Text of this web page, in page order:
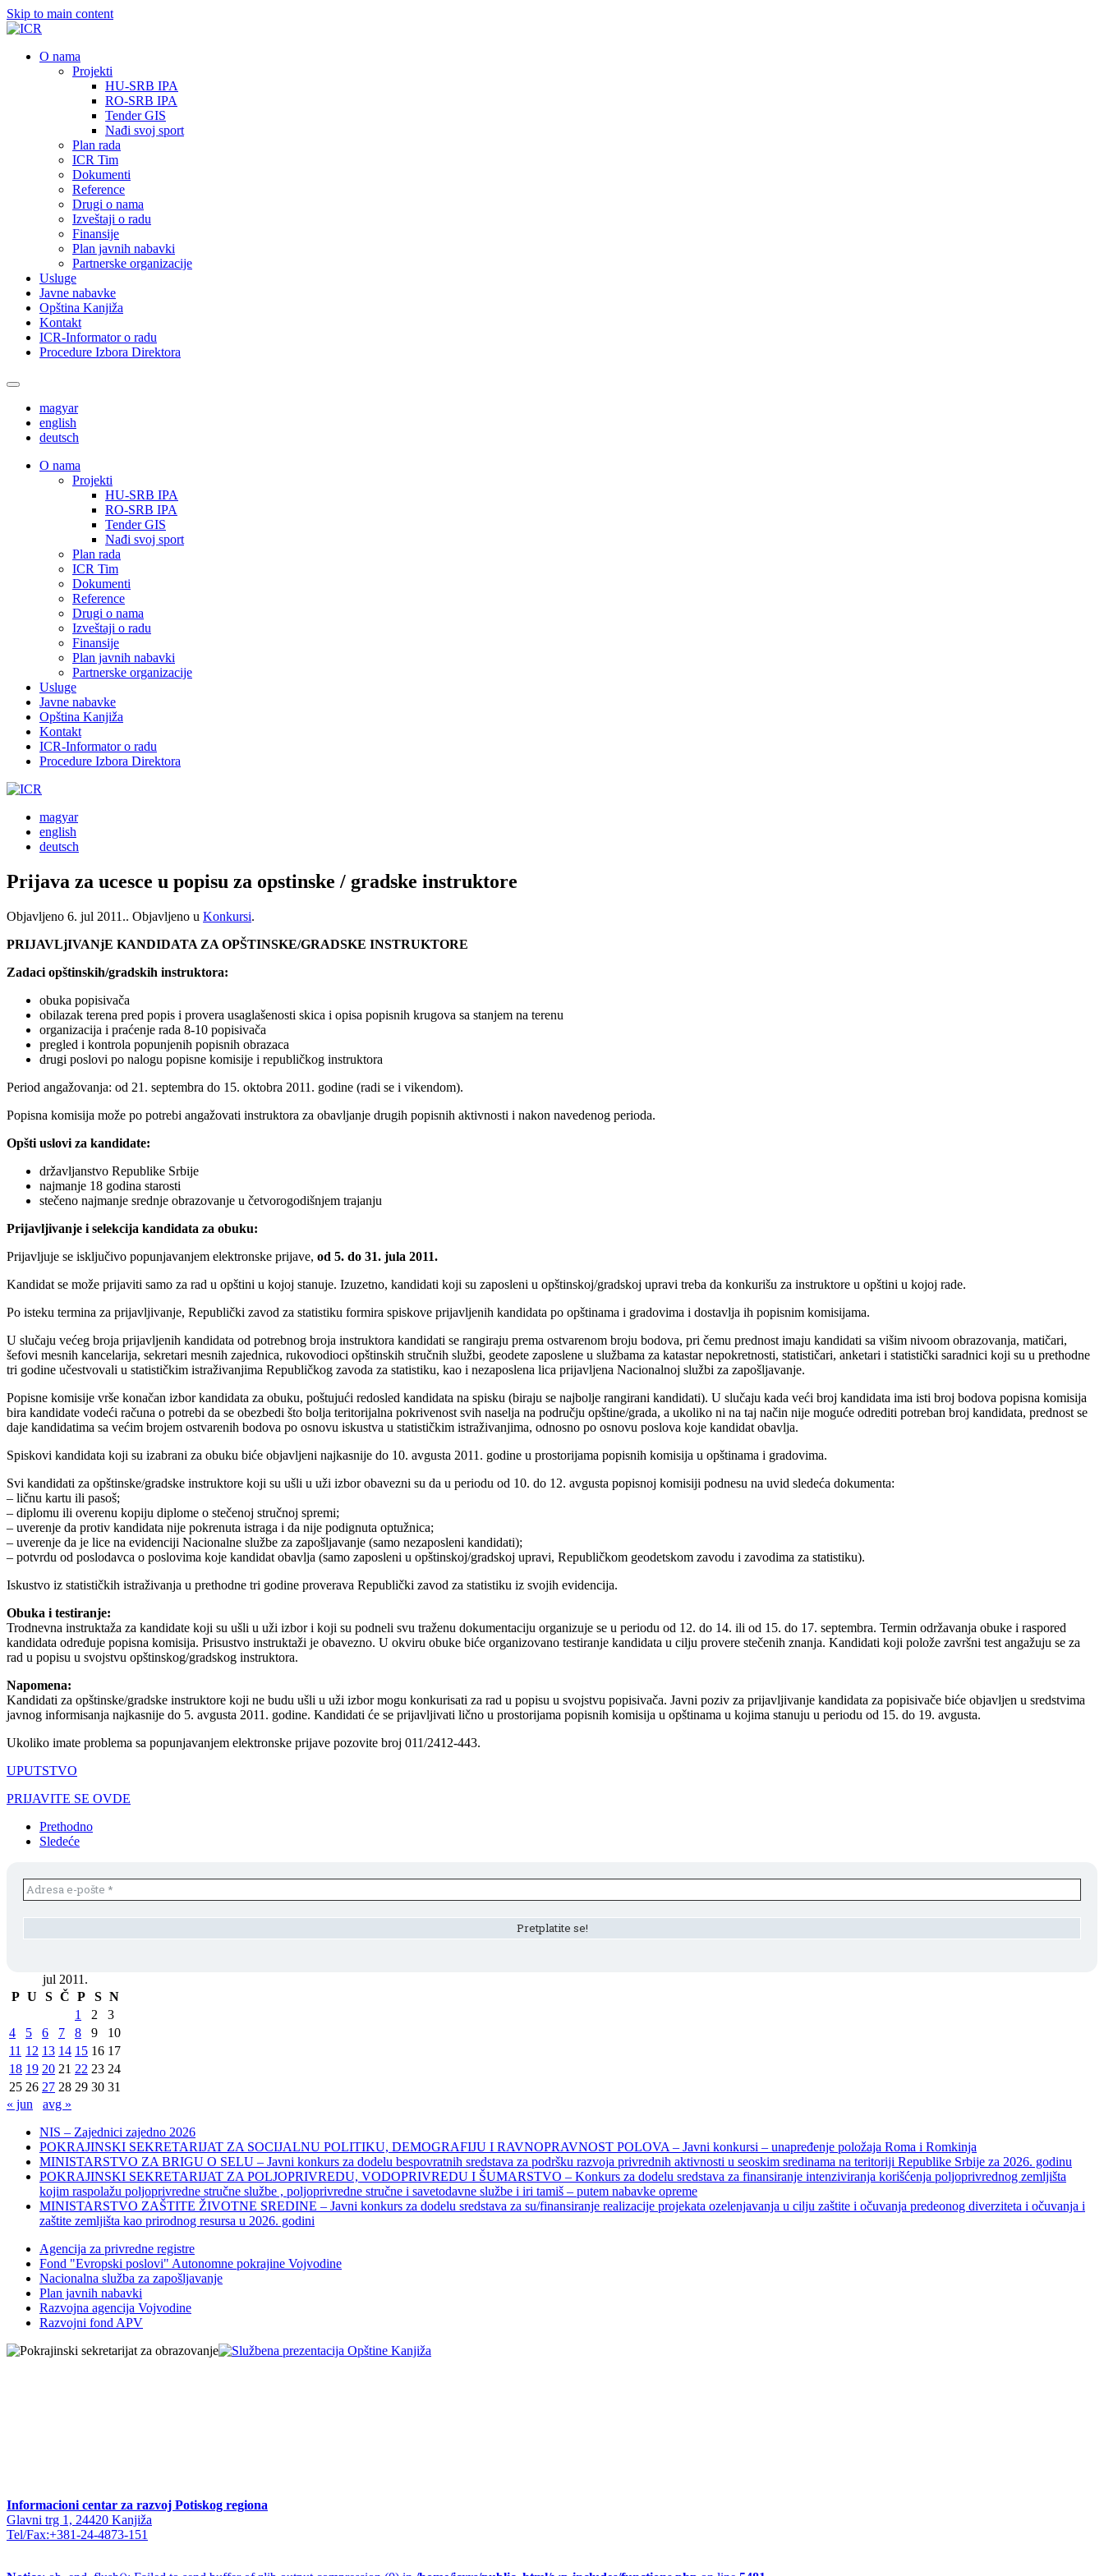
Skip to main content
О nama
Projekti
HU-SRB IPA
RO-SRB IPA
Tender GIS
Nađi svoj sport
Plan rada
ICR Tim
Dokumenti
Reference
Drugi o nama
Izveštaji o radu
Finansije
Plan javnih nabavki
Partnerske organizacije
Usluge
Javne nabavke
Opština Kanjiža
Kontakt
ICR-Informator o radu
Procedure Izbora Direktora
magyar
english
deutsch
О nama
Projekti
HU-SRB IPA
RO-SRB IPA
Tender GIS
Nađi svoj sport
Plan rada
ICR Tim
Dokumenti
Reference
Drugi o nama
Izveštaji o radu
Finansije
Plan javnih nabavki
Partnerske organizacije
Usluge
Javne nabavke
Opština Kanjiža
Kontakt
ICR-Informator o radu
Procedure Izbora Direktora
magyar
english
deutsch
Prijava za ucesce u popisu za opstinske / gradske instruktore
Objavljeno 6. jul 2011.. Objavljeno u Konkursi.
PRIJAVLjIVANjE KANDIDATA ZA OPŠTINSKE/GRADSKE INSTRUKTORE
Zadaci opštinskih/gradskih instruktora:
obuka popisivača
obilazak terena pred popis i provera usaglašenosti skica i opisa popisnih krugova sa stanjem na terenu
organizacija i praćenje rada 8-10 popisivača
pregled i kontrola popunjenih popisnih obrazaca
drugi poslovi po nalogu popisne komisije i republičkog instruktora
Period angažovanja: od 21. septembra do 15. oktobra 2011. godine (radi se i vikendom).
Popisna komisija može po potrebi angažovati instruktora za obavljanje drugih popisnih aktivnosti i nakon navedenog perioda.
Opšti uslovi za kandidate:
državljanstvo Republike Srbije
najmanje 18 godina starosti
stečeno najmanje srednje obrazovanje u četvorogodišnjem trajanju
Prijavljivanje i selekcija kandidata za obuku:
Prijavljuje se isključivo popunjavanjem elektronske prijave, od 5. do 31. jula 2011.
Kandidat se može prijaviti samo za rad u opštini u kojoj stanuje. Izuzetno, kandidati koji su zaposleni u opštinskoj/gradskoj upravi treba da konkurišu za instruktore u opštini u kojoj rade.
Po isteku termina za prijavljivanje, Republički zavod za statistiku formira spiskove prijavljenih kandidata po opštinama i gradovima i dostavlja ih popisnim komisijama.
U slučaju većeg broja prijavljenih kandidata od potrebnog broja instruktora kandidati se rangiraju prema ostvarenom broju bodova, pri čemu prednost imaju kandidati sa višim nivoom obrazovanja, matičari,
šefovi mesnih kancelarija, sekretari mesnih zajednica, rukovodioci opštinskih stručnih službi, geodete zaposlene u službama za katastar nepokretnosti, statističari, anketari i statistički saradnici koji su u prethodne
tri godine učestvovali u statističkim istraživanjima Republičkog zavoda za statistiku, kao i nezaposlena lica prijavljena Nacionalnoj službi za zapošljavanje.
Popisne komisije vrše konačan izbor kandidata za obuku, poštujući redosled kandidata na spisku (biraju se najbolje rangirani kandidati). U slučaju kada veći broj kandidata ima isti broj bodova popisna komisija
bira kandidate vodeći računa o potrebi da se obezbedi što bolja teritorijalna pokrivenost svih naselja na području opštine/grada, a ukoliko ni na taj način nije moguće odrediti potreban broj kandidata, prednost se
daje kandidatima sa većim brojem ostvarenih bodova po osnovu iskustva u statističkim istraživanjima, odnosno po osnovu poslova koje kandidat obavlja.
Spiskovi kandidata koji su izabrani za obuku biće objavljeni najkasnije do 10. avgusta 2011. godine u prostorijama popisnih komisija u opštinama i gradovima.
Svi kandidati za opštinske/gradske instruktore koji su ušli u uži izbor obavezni su da u periodu od 10. do 12. avgusta popisnoj komisiji podnesu na uvid sledeća dokumenta:
– ličnu kartu ili pasoš;
– diplomu ili overenu kopiju diplome o stečenoj stručnoj spremi;
– uverenje da protiv kandidata nije pokrenuta istraga i da nije podignuta optužnica;
– uverenje da je lice na evidenciji Nacionalne službe za zapošljavanje (samo nezaposleni kandidati);
– potvrdu od poslodavca o poslovima koje kandidat obavlja (samo zaposleni u opštinskoj/gradskoj upravi, Republičkom geodetskom zavodu i zavodima za statistiku).
Iskustvo iz statističkih istraživanja u prethodne tri godine proverava Republički zavod za statistiku iz svojih evidencija.
Obuka i testiranje:
Trodnevna instruktaža za kandidate koji su ušli u uži izbor i koji su podneli svu traženu dokumentaciju organizuje se u periodu od 12. do 14. ili od 15. do 17. septembra. Termin održavanja obuke i raspored
kandidata određuje popisna komisija. Prisustvo instruktaži je obavezno. U okviru obuke biće organizovano testiranje kandidata u cilju provere stečenih znanja. Kandidati koji polože završni test angažuju se za
rad u popisu u svojstvu opštinskog/gradskog instruktora.
Napomena:
Kandidati za opštinske/gradske instruktore koji ne budu ušli u uži izbor mogu konkurisati za rad u popisu u svojstvu popisivača. Javni poziv za prijavljivanje kandidata za popisivače biće objavljen u sredstvima
javnog informisanja najkasnije do 5. avgusta 2011. godine. Kandidati će se prijavljivati lično u prostorijama popisnih komisija u opštinama u kojima stanuju u periodu od 15. do 19. avgusta.
Ukoliko imate problema sa popunjavanjem elektronske prijave pozovite broj 011/2412-443.
UPUTSTVO
PRIJAVITE SE OVDE
Prethodno
Sledeće
jul 2011.
P U S Č P S N
1
2
3
4
5 6 7 8 9
10
11 12 13 14 15 16 17
18 19 20 21 22 23 24
25 26 27 28 29 30 31
« jun
avg »
NIS – Zajednici zajedno 2026
POKRAJINSKI SEKRETARIJAT ZA SOCIJALNU POLITIKU, DEMOGRAFIJU I RAVNOPRAVNOST POLOVA – Javni konkursi – unapređenje položaja Roma i Romkinja
MINISTARSTVO ZA BRIGU O SELU – Javni konkurs za dodelu bespovratnih sredstava za podršku razvoja privrednih aktivnosti u seoskim sredinama na teritoriji Republike Srbije za 2026. godinu
POKRAJINSKI SEKRETARIJAT ZA POLJOPRIVREDU, VODOPRIVREDU I ŠUMARSTVO – Konkurs za dodelu sredstava za finansiranje intenziviranja korišćenja poljoprivrednog zemljišta
kojim raspolažu poljoprivredne stručne službe , poljoprivredne stručne i savetodavne službe i iri tamiš ‒ putem nabavke opreme
MINISTARSTVO ZAŠTITE ŽIVOTNE SREDINE – Javni konkurs za dodelu sredstava za su/finansiranje realizacije projekata ozelenjavanja u cilju zaštite i očuvanja predeonog diverziteta i očuvanja i
zaštite zemljišta kao prirodnog resursa u 2026. godini
Agencija za privredne registre
Fond "Evropski poslovi" Autonomne pokrajine Vojvodine
Nacionalna služba za zapošljavanje
Plan javnih nabavki
Razvojna agencija Vojvodine
Razvojni fond APV
Informacioni centar za razvoj Potiskog regiona
Glavni trg 1, 24420 Kanjiža
Tel/Fax:+381-24-4873-151